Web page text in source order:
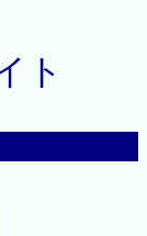
ト